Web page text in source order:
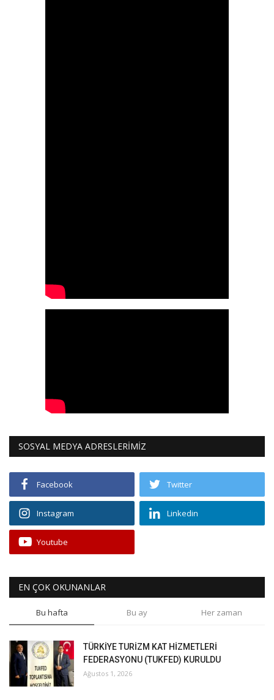
SOSYAL MEDYA ADRESLERİMİZ
Facebook Twitter
Instagram Linkedin
Youtube
EN ÇOK OKUNANLAR
Bu hafta Bu ay Her zaman
TÜRKİYE TURİZM KAT HİZMETLERİ
FEDERASYONU (TUKFED) KURULDU
Ağustos 1, 2026